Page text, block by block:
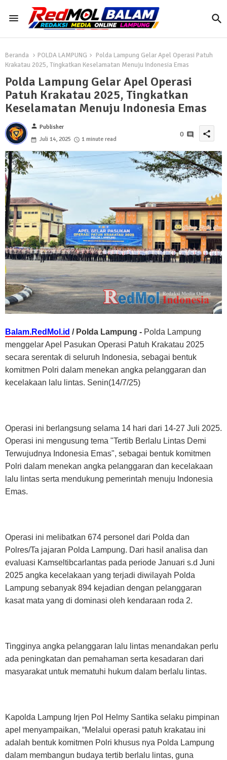
Beranda POLDA LAMPUNG
Polda Lampung Gelar Apel Operasi Patuh
Krakatau 2025, Tingkatkan Keselamatan Menuju Indonesia Emas
Polda Lampung Gelar Apel Operasi
Patuh Krakatau 2025, Tingkatkan
Keselamatan Menuju Indonesia Emas
person Publisher
Juli 14, 2025
1 minute read
0 share
Balam.RedMol.id / Polda Lampung - Polda Lampung
menggelar Apel Pasukan Operasi Patuh Krakatau 2025
secara serentak di seluruh Indonesia, sebagai bentuk
komitmen Polri dalam menekan angka pelanggaran dan
kecelakaan lalu lintas. Senin(14/7/25)
Operasi ini berlangsung selama 14 hari dari 14-27 Juli 2025.
Operasi ini mengusung tema "Tertib Berlalu Lintas Demi
Terwujudnya Indonesia Emas", sebagai bentuk komitmen
Polri dalam menekan angka pelanggaran dan kecelakaan
lalu lintas serta mendukung pemerintah menuju Indonesia
Emas.
Operasi ini melibatkan 674 personel dari Polda dan
Polres/Ta jajaran Polda Lampung. Dari hasil analisa dan
evaluasi Kamseltibcarlantas pada periode Januari s.d Juni
2025 angka kecelakaan yang terjadi diwilayah Polda
Lampung sebanyak 894 kejadian dengan pelanggaran
kasat mata yang di dominasi oleh kendaraan roda 2.
Tingginya angka pelanggaran lalu lintas menandakan perlu
ada peningkatan dan pemahaman serta kesadaran dari
masyarakat untuk mematuhi hukum dalam berlalu lintas.
Kapolda Lampung Irjen Pol Helmy Santika selaku pimpinan
apel menyampaikan, “Melalui operasi patuh krakatau ini
adalah bentuk komitmen Polri khusus nya Polda Lampung
dalam membangun budaya tertib berlalu lintas, guna